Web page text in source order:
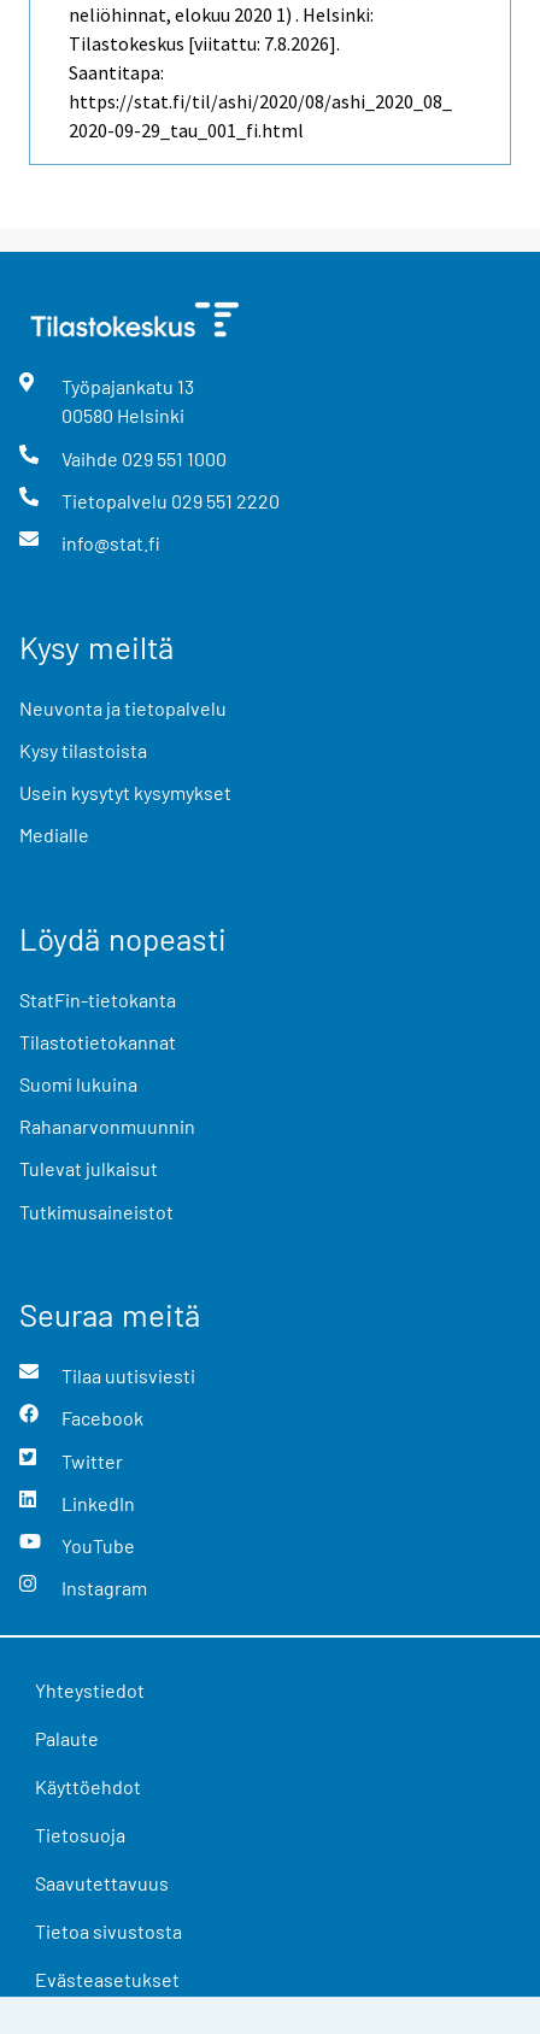
neliöhinnat, elokuu 2020 1) . Helsinki:
Tilastokeskus [viitattu: 7.8.2026].
Saantitapa:
https://stat.fi/til/ashi/2020/08/ashi_2020_08_
2020-09-29_tau_001_fi.html
Työpajankatu 13
00580 Helsinki
Vaihde 029 551 1000
Tietopalvelu 029 551 2220
info@stat.fi
Kysy meiltä
Neuvonta ja tietopalvelu
Kysy tilastoista
Usein kysytyt kysymykset
Medialle
Löydä nopeasti
StatFin-tietokanta
Tilastotietokannat
Suomi lukuina
Rahanarvonmuunnin
Tulevat julkaisut
Tutkimusaineistot
Seuraa meitä
Tilaa uutisviesti
Facebook
Twitter
LinkedIn
YouTube
Instagram
Yhteystiedot
Palaute
Käyttöehdot
Tietosuoja
Saavutettavuus
Tietoa sivustosta
Evästeasetukset